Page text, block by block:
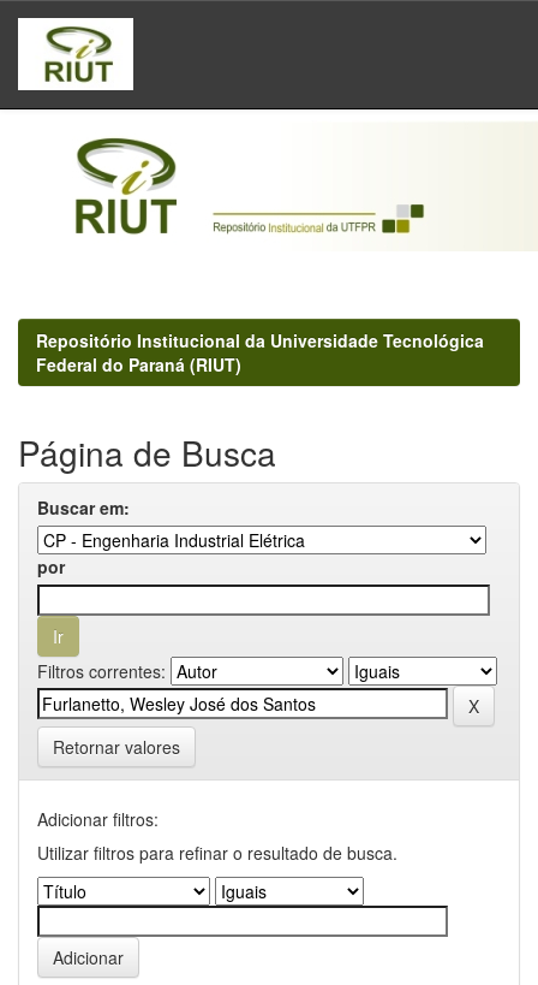
Skip
navigation
Repositório Institucional da Universidade Tecnológica
Federal do Paraná (RIUT)
Página de Busca
Buscar em:
por
Filtros correntes:
Retornar valores
Adicionar filtros:
Utilizar filtros para refinar o resultado de busca.